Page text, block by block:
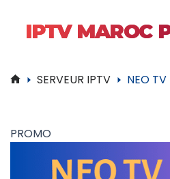
IPTV MAROC
SERVEUR IPTV NEO
PROMO